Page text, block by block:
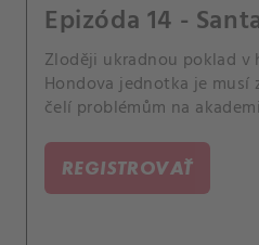
Epizóda 14 -
Zloději ukradnou poklad v
Hondova jednotka je musí
čelí problémům na
REGISTROVAŤ